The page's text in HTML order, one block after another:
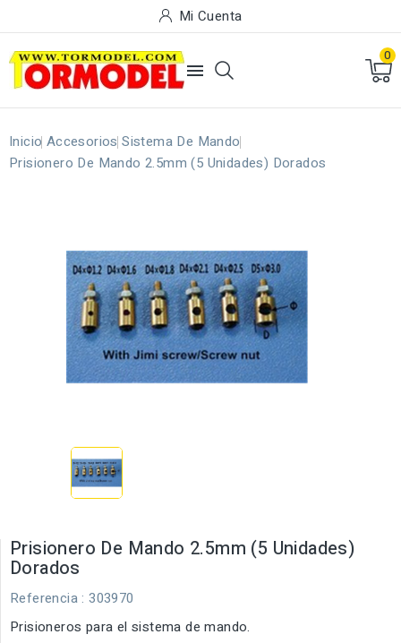
Mi Cuenta

0
Inicio Accesorios Sistema De Mando
Prisionero De Mando 2.5mm (5 Unidades) Dorados
Prisionero De Mando 2.5mm (5 Unidades)
Dorados
Referencia : 303970
Prisioneros para el sistema de mando.